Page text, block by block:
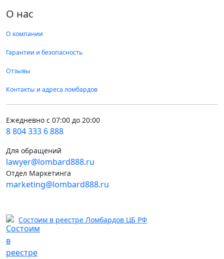
О нас
О компании
Гарантии и безопасность
Отзывы
Контакты и адреса ломбардов
Ежедневно с 07:00 до 20:00
8 804 333 6 888
Для обращений
lawyer@lombard888.ru
Отдел Маркетинга
marketing@lombard888.ru
Состоим в реестре Ломбардов ЦБ РФ